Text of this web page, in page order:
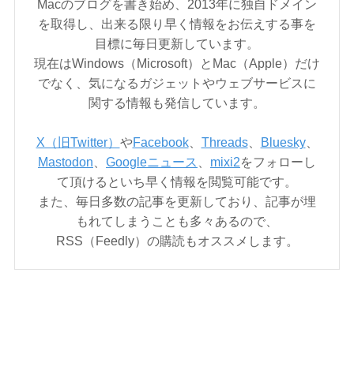
Macのブログを書き始め、2013年に独自ドメイン
を取得し、出来る限り早く情報をお伝えする事を
目標に毎日更新しています。
現在はWindows（Microsoft）とMac（Apple）だけ
でなく、気になるガジェットやウェブサービスに
関する情報も発信しています。
X（旧Twitter） やFacebook、 Threads、 Bluesky、
Mastodon
Googleニュース mixi2をフォローし
て頂けるといち早く情報を閲覧可能です。
また、毎日多数の記事を更新しており、記事が埋
もれてしまうことも多々あるので、
RSS（Feedly）の購読もオススメします。